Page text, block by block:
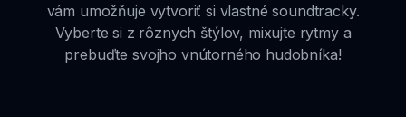
vám umožňuje vytvoriť si vlastné soundtracky.
Vyberte si z rôznych štýlov, mixujte rytmy a
prebuďte svojho vnútorného hudobníka!